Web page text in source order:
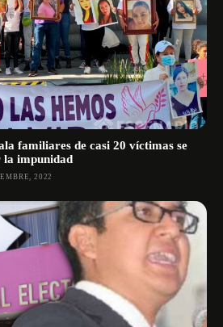
familiares de casi 20 víctimas se
impunidad
2022